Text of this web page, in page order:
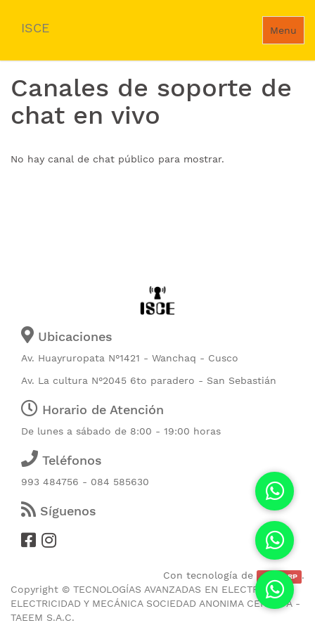
Menu
ISCE
Canales de soporte de
chat en vivo
No hay canal de chat público para mostrar.
Ubicaciones
Av. Huayruropata N°1421 - Wanchaq - Cusco
Av. La cultura N°2045 6to paradero - San Sebastián
Horario de Atención
De lunes a sábado de 8:00 - 19:00 horas
Teléfonos
993 484756 - 084 585630
Síguenos
Con tecnología de CubicERP .
Copyright © TECNOLOGÍAS AVANZADAS EN ELECTRONICA
ELECTRICIDAD Y MECÁNICA SOCIEDAD ANONIMA CERRADA -
TAEEM S.A.C.